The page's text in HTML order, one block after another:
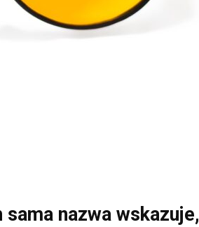
nazwa wskazuje,